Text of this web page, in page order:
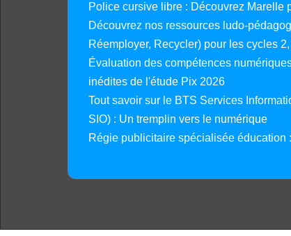
Police cursive libre : Découvrez Marelle
Découvrez nos ressources ludo-
Réemployer, Recycler) pour les cycles 2,
Évaluation des compétences
inédites de l'étude Pix 2026
Tout savoir sur le BTS Services
SIO) : Un tremplin vers le numérique
Régie publicitaire spécialisée éducation